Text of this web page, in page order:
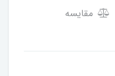
مقایسه